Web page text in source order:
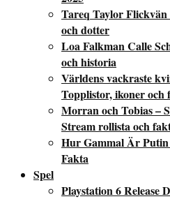
Tareq Taylor
och dotter
Loa Falkman Calle
och historia
Världens vackraste
Topplistor, ikoner och
Morran och Tobias –
Stream rollista och
Hur Gammal Är
Fakta
Spel
Playstation 6 Release